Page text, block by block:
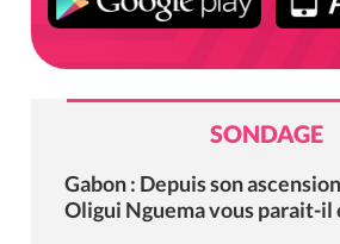
SONDAGE
Gabon : Depuis son
Oligui Nguema vous parait-il